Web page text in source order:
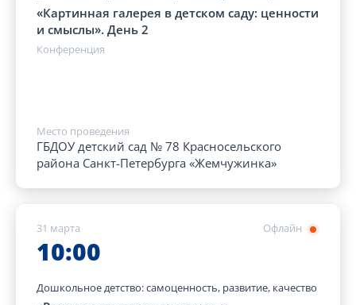
«Картинная галерея в детском саду: ценности
и смыслы». День 2
Конференция
Место проведения
ГБДОУ детский сад № 78 Красносельского
района Санкт-Петербурга «Жемчужинка»
Офлайн
31 марта
10:00
Дошкольное детство: самоценность, развитие, качество